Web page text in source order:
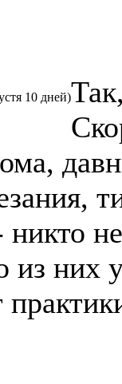
10 дней)
никто
из них